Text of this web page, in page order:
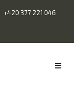
+420 377 221 046